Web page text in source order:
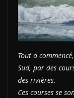
Tout a
Sud, par des
des rivières.
Ces courses se